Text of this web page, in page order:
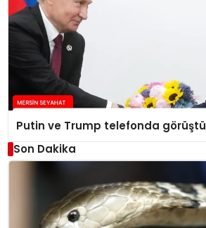
Putin ve Trump telefonda görüştü
Son Dakika